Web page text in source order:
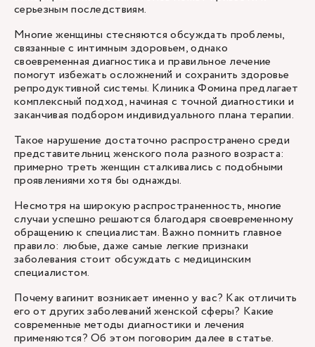
серьезным последствиям.
Многие женщины стесняются обсуждать проблемы,
связанные с интимным здоровьем, однако
своевременная диагностика и правильное лечение
помогут избежать осложнений и сохранить здоровье
репродуктивной системы. Клиника Фомина предлагает
комплексный подход, начиная с точной диагностики и
заканчивая подбором индивидуального плана терапии.
Такое нарушение достаточно распространено среди
представительниц женского пола разного возраста:
примерно треть женщин сталкивались с подобными
проявлениями хотя бы однажды.
Несмотря на широкую распространенность, многие
случаи успешно решаются благодаря своевременному
обращению к специалистам. Важно помнить главное
правило: любые, даже самые легкие признаки
заболевания стоит обсуждать с медицинским
специалистом.
Почему вагинит возникает именно у вас? Как отличить
его от других заболеваний женской сферы? Какие
современные методы диагностики и лечения
применяются? Об этом поговорим далее в статье.